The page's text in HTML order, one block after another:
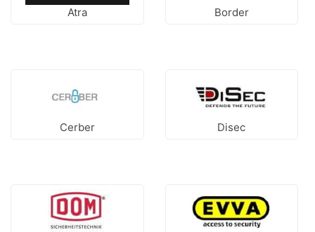
Atra Border
Cerber Disec